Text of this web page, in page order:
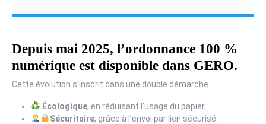
Depuis mai 2025, l’ordonnance 100 %
numérique est disponible dans GERO.
Cette évolution s’inscrit dans une double démarche :
Écologique, en réduisant l’usage du papier,
Sécuritaire, grâce à l’envoi par lien sécurisé.